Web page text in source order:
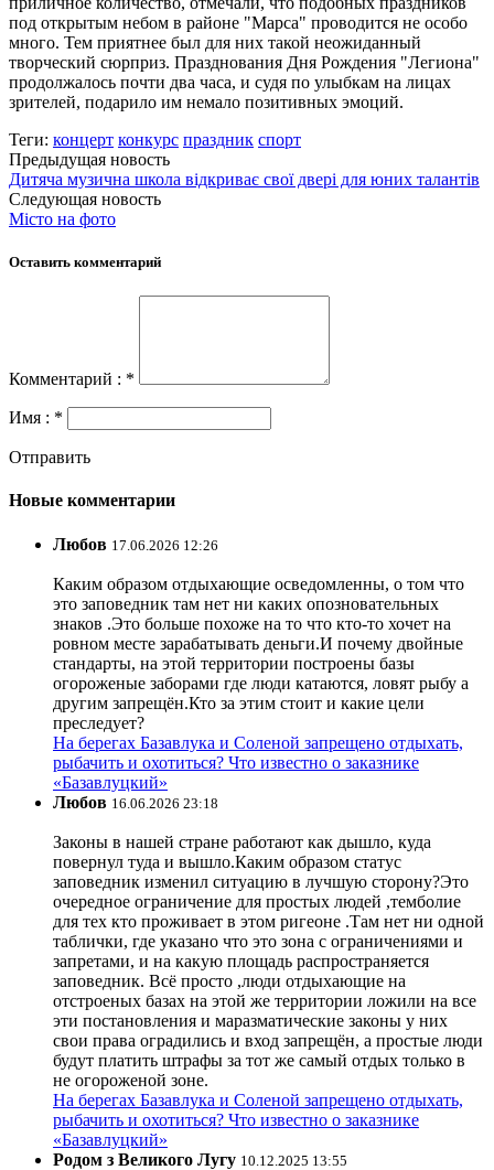
под открытым небом в районе "Марса" проводится не особо
много. Тем приятнее был для них такой неожиданный
творческий сюрприз. Празднования Дня Рождения "Легиона"
продолжалось почти два часа, и судя по улыбкам на лицах
зрителей, подарило им немало позитивных эмоций.
Теги: концерт конкурс праздник спорт
Предыдущая новость
Дитяча музична школа відкриває свої двері для юних талантів
Следующая новость
Місто на фото
Оставить комментарий
Комментарий : *
Имя : *
Отправить
Новые комментарии
Любов 17.06.2026 12:26
Каким образом отдыхающие осведомленны, о том что
это заповедник там нет ни каких опозновательных
знаков .Это больше похоже на то что кто-то хочет на
ровном месте зарабатывать деньги.И почему двойные
стандарты, на этой территории построены базы
огороженые заборами где люди катаются, ловят рыбу а
другим запрещён.Кто за этим стоит и какие цели
преследует?
На берегах Базавлука и Соленой запрещено отдыхать,
рыбачить и охотиться? Что известно о заказнике
«Базавлуцкий»
Любов 16.06.2026 23:18
Законы в нашей стране работают как дышло, куда
повернул туда и вышло.Каким образом статус
заповедник изменил ситуацию в лучшую сторону?Это
очередное ограничение для простых людей ,темболие
для тех кто проживает в этом ригеоне .Там нет ни одной
таблички, где указано что это зона с ограничениями и
запретами, и на какую площадь распространяется
заповедник. Всё просто ,люди отдыхающие на
отстроеных базах на этой же территории ложили на все
эти постановления и маразматические законы у них
свои права оградились и вход запрещён, а простые люди
будут платить штрафы за тот же самый отдых только в
не огороженой зоне.
На берегах Базавлука и Соленой запрещено отдыхать,
рыбачить и охотиться? Что известно о заказнике
«Базавлуцкий»
Родом з Великого Лугу 10.12.2025 13:55